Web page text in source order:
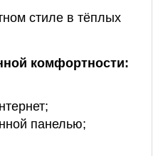
стиле в тёплых
комфортности:
панелью;